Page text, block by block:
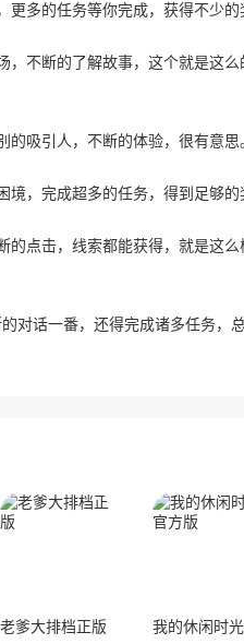
多的任务等你完成，获得不少的
不断的了解故事，这个就是这么
吸引人，不断的体验，很有意思
，完成超多的任务，得到足够的
点击，线索都能获得，就是这么
对话一番，还得完成诸多任务，
老爹大排档正版 我